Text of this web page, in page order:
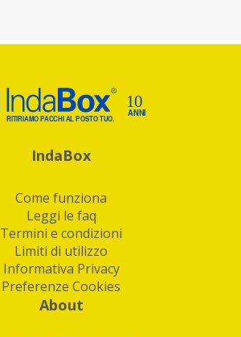
IndaBox
Come funziona
Leggi le faq
Termini e condizioni
Limiti di utilizzo
Informativa Privacy
Preferenze Cookies
About